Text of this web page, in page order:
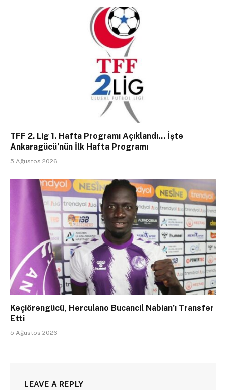
TFF 2. Lig 1. Hafta Programı Açıklandı… İşte
Ankaragücü’nün İlk Hafta Programı
5 Ağustos 2026
Keçiörengücü, Herculano Bucancil Nabian’ı Transfer
Etti
5 Ağustos 2026
LEAVE A REPLY